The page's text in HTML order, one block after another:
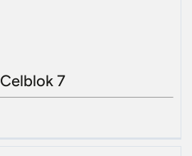
Celblok 7